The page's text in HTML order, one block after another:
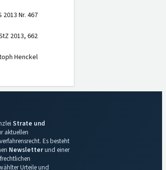
2013 Nr. 467
2013, 662
Henckel
Strate und
aktuellen
Es besteht
Newsletterund einer
Urteile und